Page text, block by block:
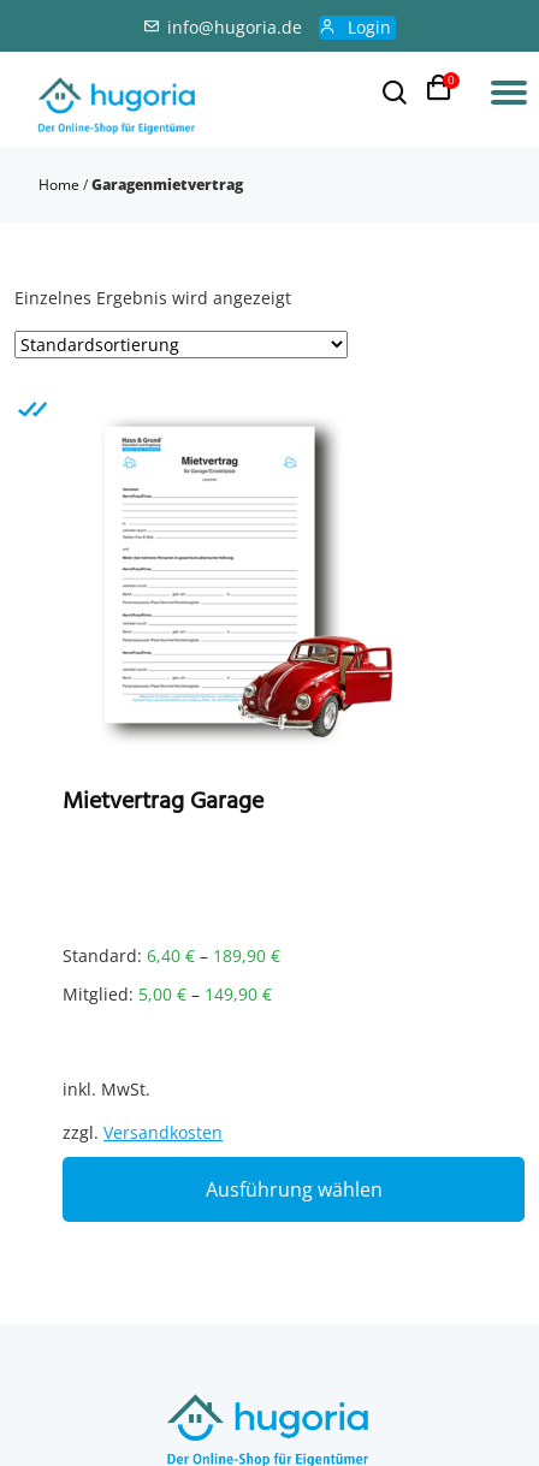
info@hugoria.de Login
0
Home /Garagenmietvertrag
Einzelnes Ergebnis wird angezeigt
Mietvertrag Garage
Standard: 6,40 € – 189,90 €
Mitglied: 5,00 € – 149,90 €
inkl. MwSt.
zzgl. Versandkosten
Ausführung wählen